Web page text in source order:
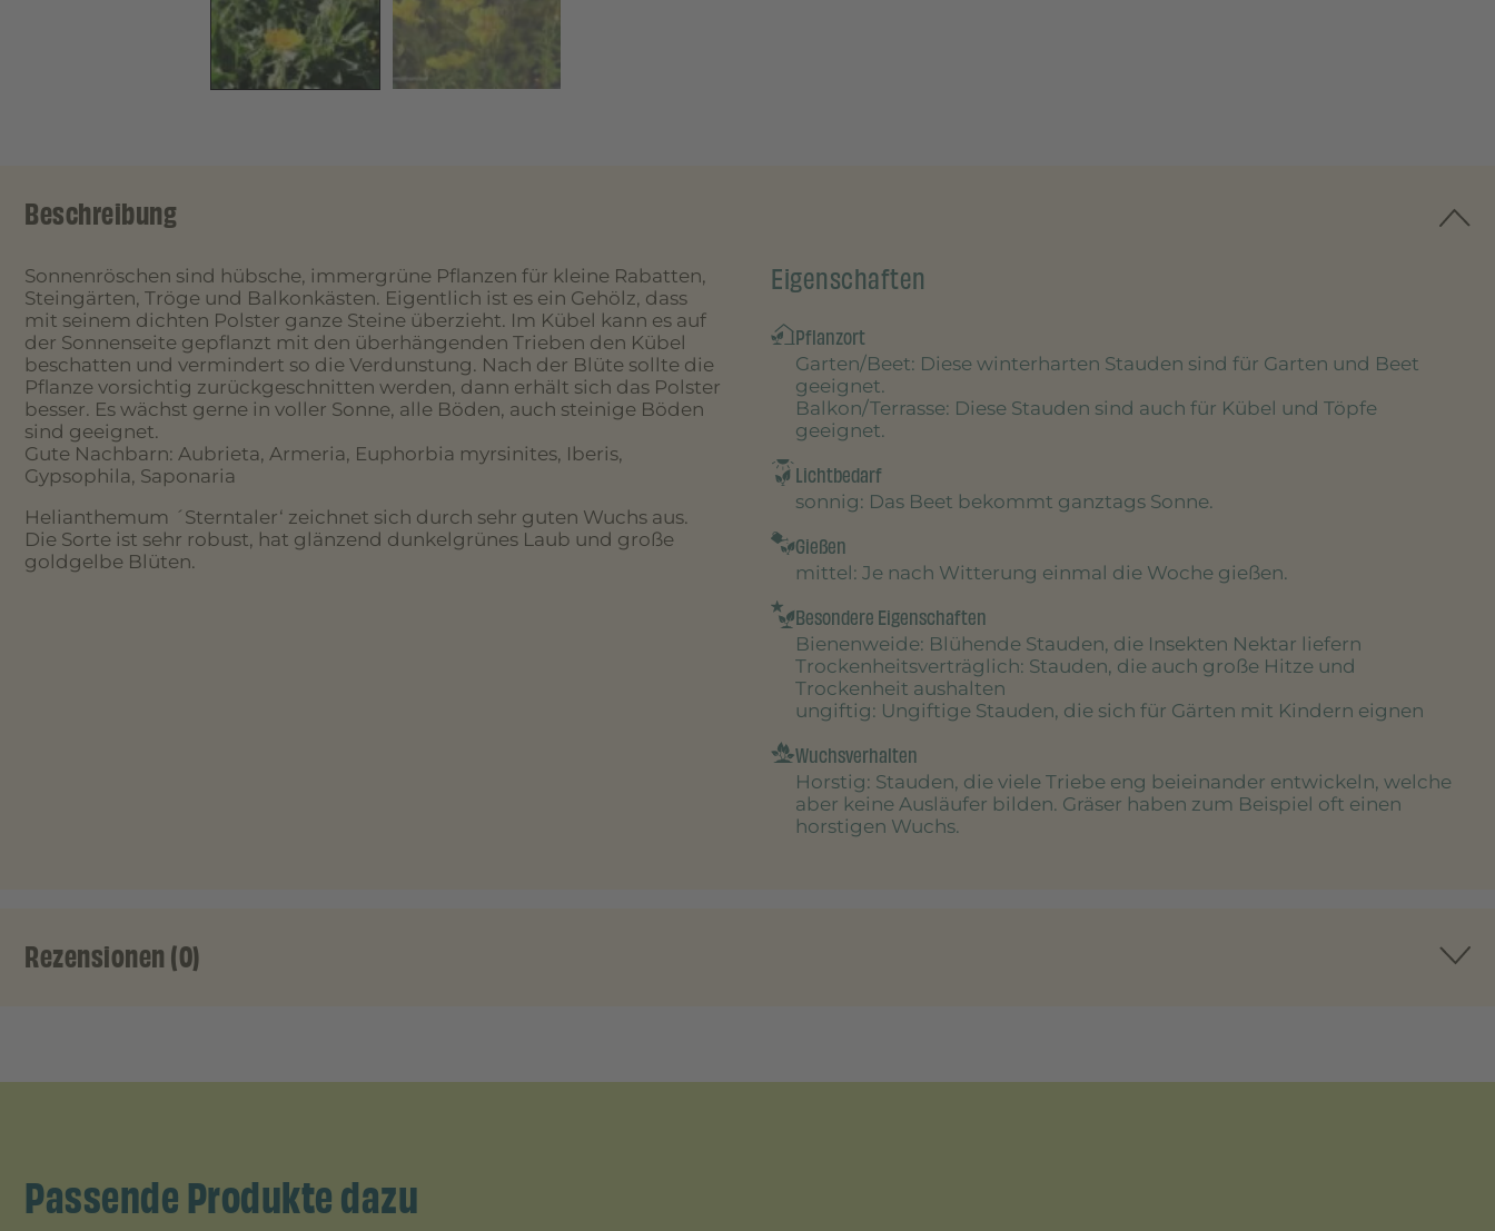
Beschreibung
Sonnenröschen sind hübsche, immergrüne Pflanzen für kleine Rabatten,
Steingärten, Tröge und Balkonkästen. Eigentlich ist es ein Gehölz, dass
mit seinem dichten Polster ganze Steine überzieht. Im Kübel kann es auf
der Sonnenseite gepflanzt mit den überhängenden Trieben den Kübel
beschatten und vermindert so die Verdunstung. Nach der Blüte sollte die
Pflanze vorsichtig zurückgeschnitten werden, dann erhält sich das Polster
besser. Es wächst gerne in voller Sonne, alle Böden, auch steinige Böden
sind geeignet.
Gute Nachbarn: Aubrieta, Armeria, Euphorbia myrsinites, Iberis,
Gypsophila, Saponaria
Helianthemum ´Sterntaler‘ zeichnet sich durch sehr guten Wuchs aus.
Die Sorte ist sehr robust, hat glänzend dunkelgrünes Laub und große
goldgelbe Blüten.
Eigenschaften
Pflanzort
Garten/Beet: Diese winterharten Stauden sind für Garten und Beet
geeignet.
Balkon/Terrasse: Diese Stauden sind auch für Kübel und Töpfe
geeignet.
Lichtbedarf
sonnig: Das Beet bekommt ganztags Sonne.
Gießen
mittel : Je nach Witterung einmal die Woche gießen.
Besondere Eigenschaften
Bienenweide: Blühende Stauden, die Insekten Nektar liefern
Trockenheitsverträglich: Stauden, die auch große Hitze und
Trockenheit aushalten
ungiftig: Ungiftige Stauden, die sich für Gärten mit Kindern eignen
Wuchsverhalten
Horstig: Stauden, die viele Triebe eng beieinander entwickeln, welche
aber keine Ausläufer bilden. Gräser haben zum Beispiel oft einen
horstigen Wuchs.
Rezensionen (0)
Passende Produkte dazu